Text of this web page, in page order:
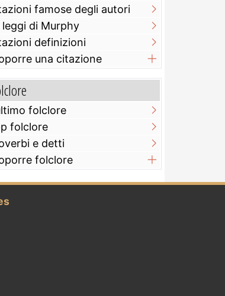
famose degli autori
leggi di Murphy
definizioni
una citazione
folclore
folclore
e detti
folclore